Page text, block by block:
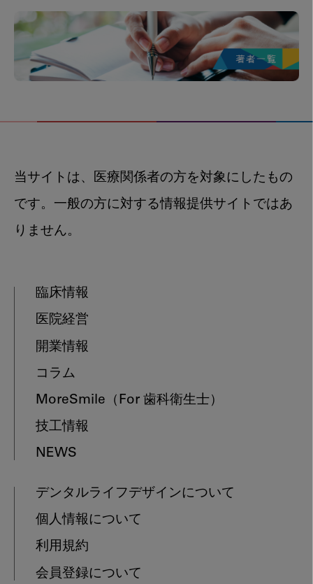
当サイトは、医療関係者の方を対象にしたもの
です。一般の方に対する情報提供サイトではあ
りません。
臨床情報
医院経営
開業情報
コラム
MoreSmile （For 歯科衛生士）
技工情報
NEWS
デンタルライフデザインについて
個人情報について
利用規約
会員登録について